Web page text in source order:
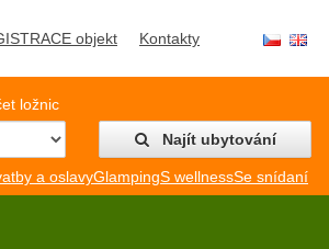
objekt Kontakty
ložnic
Najít ubytování
a oslavyGlampingS wellnessSe snídaní